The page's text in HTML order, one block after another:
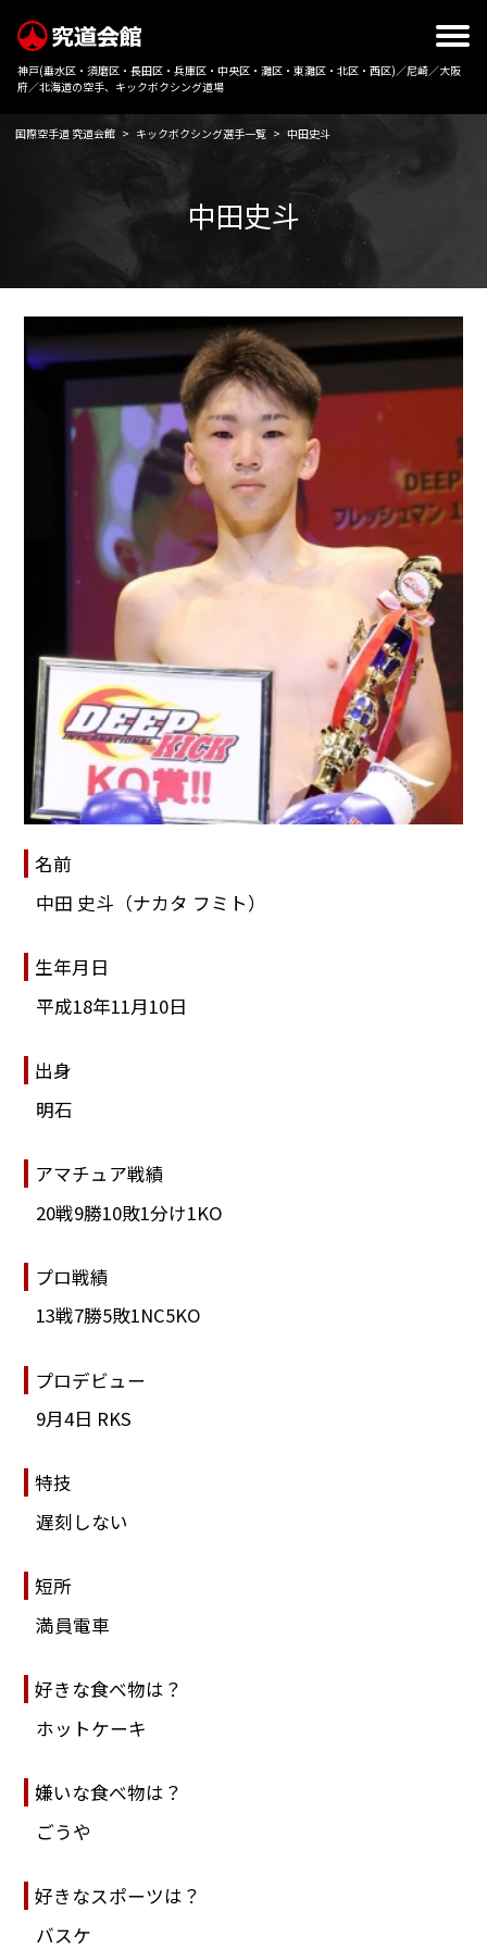
神戸(垂水区・須磨区・長田区・兵庫区・中央区・灘区・東灘区・北区・西区)／尼崎／大阪
府／北海道の空手、キックボクシング道場
国際空手道 究道会館 > キックボクシング選手一覧 > 中田史斗
中田史斗
名前
中田 史斗（ナカタ フミト）
生年月日
平成18年11月10日
出身
明石
アマチュア戦績
20戦9勝10敗1分け1KO
プロ戦績
13戦7勝5敗1NC5KO
プロデビュー
9月4日 RKS
特技
遅刻しない
短所
満員電車
好きな食べ物は？
ホットケーキ
嫌いな食べ物は？
ごうや
好きなスポーツは？
バスケ